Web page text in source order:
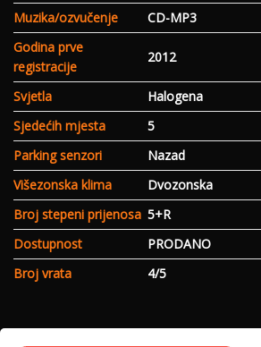
Muzika/ozvučenje
CD-MP3
Godina prve
registracije
2012
Svjetla
Halogena
Sjedećih mjesta
5
Parking senzori
Nazad
Višezonska klima
Dvozonska
Broj stepeni prijenosa 5+R
Dostupnost
PRODANO
Broj vrata
4/5